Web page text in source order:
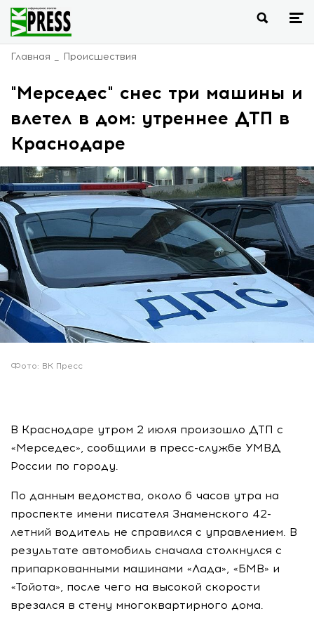
Главная Происшествия
"Мерседес" снес три машины и
влетел в дом: утреннее ДТП в
Краснодаре
Фото: ВК Пресс
В Краснодаре утром 2 июля произошло ДТП с
«Мерседес», сообщили в пресс-службе УМВД
России по городу.
По данным ведомства, около 6 часов утра на
проспекте имени писателя Знаменского 42-
летний водитель не справился с управлением. В
результате автомобиль сначала столкнулся с
припаркованными машинами «Лада», «БМВ» и
«Тойота», после чего на высокой скорости
врезался в стену многоквартирного дома.